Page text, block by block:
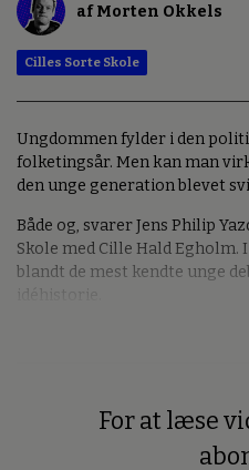
af Morten Okkels
Cilles Sorte Skole
Ungdommen fylder i den
folketingsår. Men kan man
den unge generation blevet
Både og, svarer Jens Philip
Skole med Cille Hald Egholm.
blandt de mest kendte unge
For at læse